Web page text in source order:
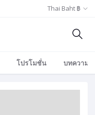
Thai Baht ฿
โปรโมชั่น บทความ/